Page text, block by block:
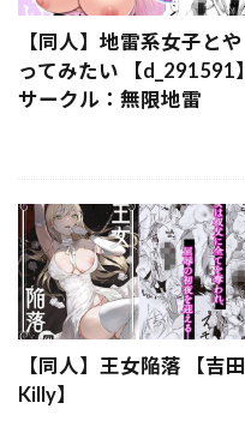
【同人】地雷系女子とや
ってみたい 【d_291591】
サークル：無限地雷
【同人】王女陥落 【吉田
Killy】